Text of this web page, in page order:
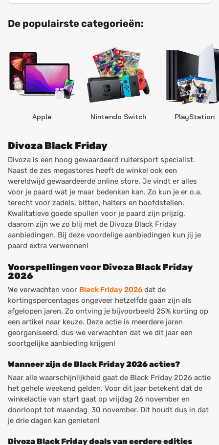
De populairste categorieën:
Apple Nintendo Switch PlayStation
Divoza Black Friday
Divoza is een hoog gewaardeerd ruitersport specialist.
Naast de zes megastores heeft de winkel ook een
wereldwijd gewaardeerde online store. Je vindt er alles
voor je paard wat je maar bedenken kan. Zo kun je er o.a.
terecht voor zadels, bitten, halters en hoofdstellen.
Kwalitatieve goede spullen voor je paard zijn prijzig,
daarom zijn we zo blij met de Divoza Black Friday
aanbiedingen. Bij deze voordelige aanbiedingen kun jij je
paard extra verwennen!
Voorspellingen voor Divoza Black Friday
2026
We verwachten voor Black Friday 2026 dat de
kortingspercentages ongeveer hetzelfde gaan zijn als
afgelopen jaren. Zo ontving je bijvoorbeeld 25% korting op
een artikel naar keuze. Deze actie is meerdere jaren
georganiseerd, dus we verwachten dat we dit jaar een
soortgelijke aanbieding krijgen!
Wanneer zijn de Black Friday 2026 acties?
Naar alle waarschijnlijkheid gaat de Black Friday 2026 actie
het gehele weekend gelden. Voor dit jaar betekent dat de
winkelactie van start gaat op vrijdag 26 november en
doorloopt tot maandag 30 november. Dit houdt dus in dat
je drie dagen kan genieten!
Divoza Black Friday deals van eerdere edities